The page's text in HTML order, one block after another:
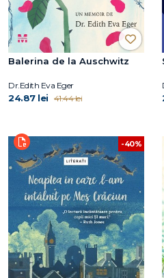
Balerina de la Auschwitz
Dr.Edith Eva Eger
24.87 lei 41.44 lei
-40%